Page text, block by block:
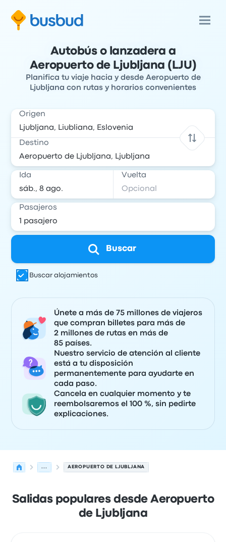
Autobús o lanzadera a
Aeropuerto de Ljubljana (LJU)
Planifica tu viaje hacia y desde Aeropuerto de
Ljubljana con rutas y horarios convenientes
Origen
Destino
Ida Vuelta
Pasajeros
Buscar
Buscar alojamientos
Únete a más de 75 millones de viajeros
que compran billetes para más de
2 millones de rutas en más de
85 países.
Nuestro servicio de atención al cliente
está a tu disposición
permanentemente para ayudarte en
cada paso.
Cancela en cualquier momento y te
reembolsaremos el 100 %, sin pedirte
explicaciones.
... AEROPUERTO DE LJUBLJANA
Salidas populares desde Aeropuerto
de Ljubljana